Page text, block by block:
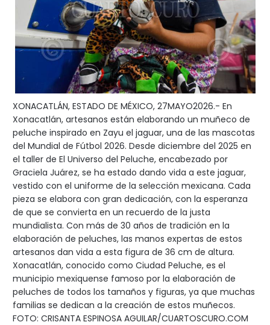
XONACATLÁN, ESTADO DE MÉXICO, 27MAYO2026.- En
Xonacatlán, artesanos están elaborando un muñeco de
peluche inspirado en Zayu el jaguar, una de las mascotas
del Mundial de Fútbol 2026. Desde diciembre del 2025 en
el taller de El Universo del Peluche, encabezado por
Graciela Juárez, se ha estado dando vida a este jaguar,
vestido con el uniforme de la selección mexicana. Cada
pieza se elabora con gran dedicación, con la esperanza
de que se convierta en un recuerdo de la justa
mundialista. Con más de 30 años de tradición en la
elaboración de peluches, las manos expertas de estos
artesanos dan vida a esta figura de 36 cm de altura.
Xonacatlán, conocido como Ciudad Peluche, es el
municipio mexiquense famoso por la elaboración de
peluches de todos los tamaños y figuras, ya que muchas
familias se dedican a la creación de estos muñecos.
FOTO: CRISANTA ESPINOSA AGUILAR/CUARTOSCURO.COM